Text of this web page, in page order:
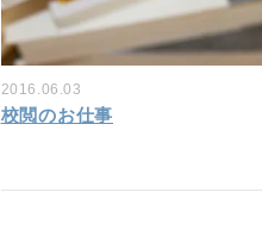
2016.06.03
校閲のお仕事